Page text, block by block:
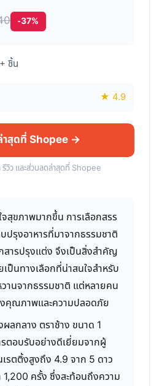
-37%
ชิ้น
★ 4.9
าสุดที่ Shopee →
รีวิว และส่วนลดล่าสุดที่ Shopee
สุขภาพมากขึ้น การเลือกสรร
ปรุงอาหารที่มาจากธรรมชาติ
สารปรุงแต่ง จึงเป็นสิ่งสำคัญ
เป็นทางเลือกที่น่าสนใจสำหรับ
านจากธรรมชาติ แต่หลายคน
งคุณภาพและความปลอดภัย
ลกลาง ตราช้าง ขนาด 1
ตอบรับอย่างดีเยี่ยมจากผู้
รตติ้งสูงถึง 4.9 จาก 5 ดาว
ครั้ง ซึ่งสะท้อนถึงความ